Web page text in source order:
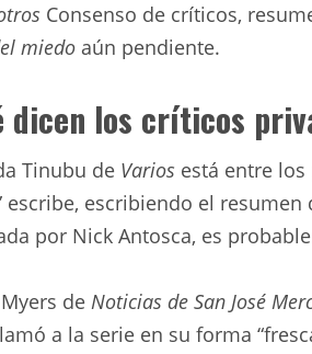
Consenso de críticos,
miedo aún pendiente.
dicen los críticos
Tinubu de Varios está entre
escribe, escribiendo el
por Nick Antosca, es
de Noticias de San José
a la serie en su forma